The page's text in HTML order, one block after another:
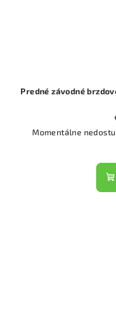
Predné závodné
Momentálne